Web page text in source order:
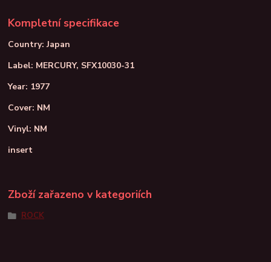
Kompletní specifikace
Country: Japan
Label: MERCURY, SFX10030-31
Year: 1977
Cover: NM
Vinyl: NM
insert
Zboží zařazeno v kategoriích
ROCK